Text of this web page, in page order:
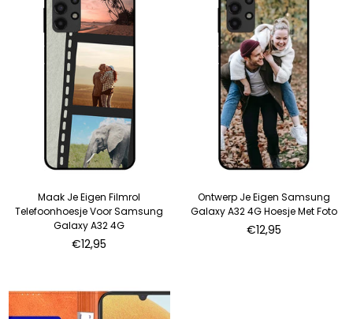
Maak Je Eigen Filmrol
Telefoonhoesje Voor Samsung
Galaxy A32 4G
€12,95
Ontwerp Je Eigen Samsung
Galaxy A32 4G Hoesje Met Foto
€12,95